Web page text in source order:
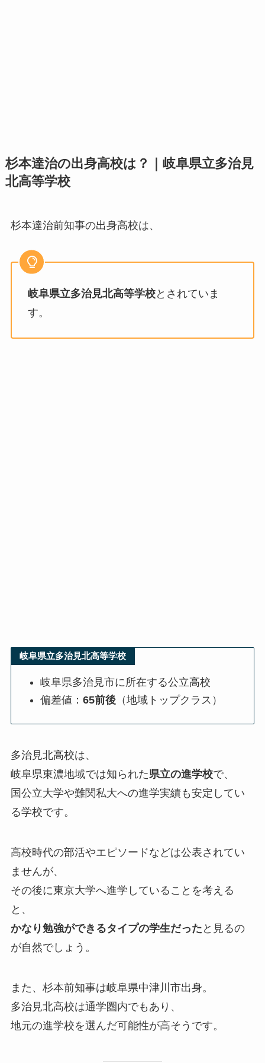
杉本達治の出身高校は？｜岐阜県立多治見
北高等学校
杉本達治前知事の出身高校は、
岐阜県立多治見北高等学校とされていま
す。
岐阜県立多治見北高等学校
岐阜県多治見市に所在する公立高校
偏差値：65前後 （地域トップクラス）
多治見北高校は、
岐阜県東濃地域では知られた県立の進学校で、
国公立大学や難関私大への進学実績も安定してい
る学校です。
高校時代の部活やエピソードなどは公表されてい
ませんが、
その後に東京大学へ進学していることを考える
と、
かなり勉強ができるタイプの学生だった と見るの
が自然でしょう。
また、杉本前知事は岐阜県中津川市出身。
多治見北高校は通学圏内でもあり、
地元の進学校を選んだ可能性が高そうです。